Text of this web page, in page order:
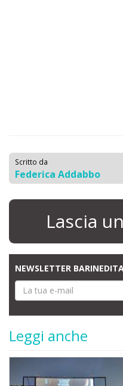
Scritto da
Federica Addabbo
Lascia
NEWSLETTER
Leggi anche